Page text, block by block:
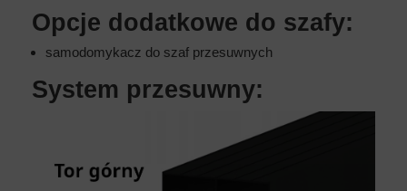
Opcje dodatkowe do szafy:
samodomykacz do szaf przesuwnych
System przesuwny: